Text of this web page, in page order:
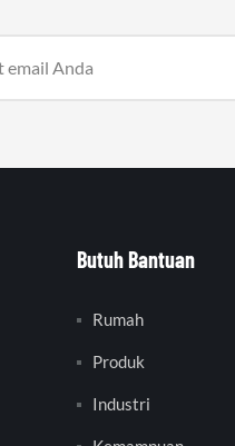
Butuh Bantuan
Rumah
Produk
Industri